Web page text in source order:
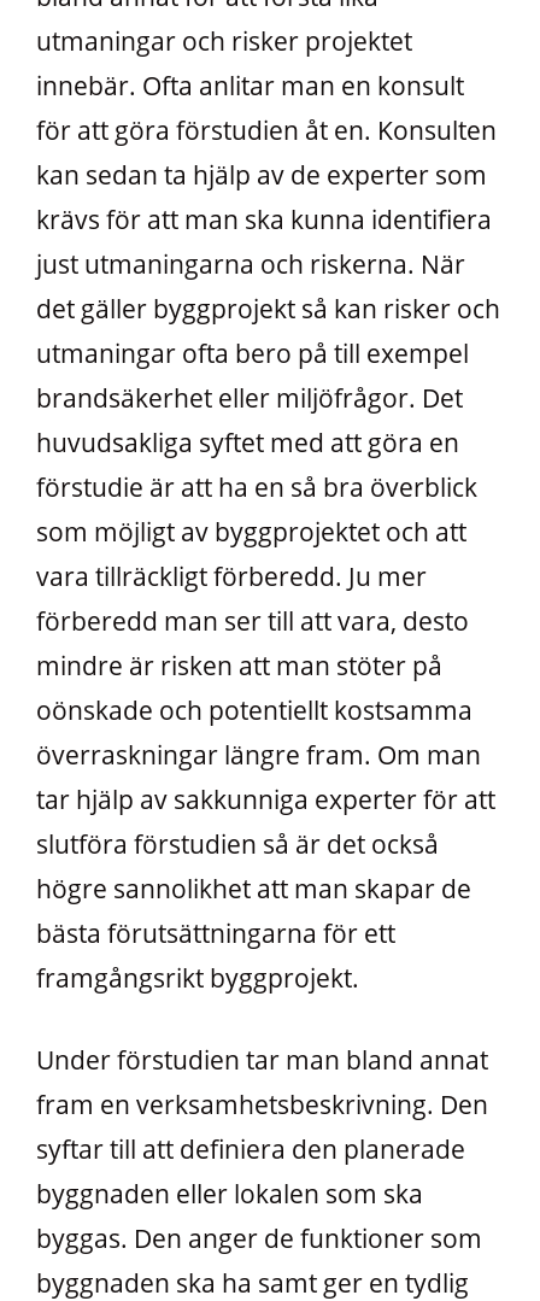
utmaningar och risker projektet
innebär. Ofta anlitar man en konsult
för att göra förstudien åt en. Konsulten
kan sedan ta hjälp av de experter som
krävs för att man ska kunna identifiera
just utmaningarna och riskerna. När
det gäller byggprojekt så kan risker och
utmaningar ofta bero på till exempel
brandsäkerhet eller miljöfrågor. Det
huvudsakliga syftet med att göra en
förstudie är att ha en så bra överblick
som möjligt av byggprojektet och att
vara tillräckligt förberedd. Ju mer
förberedd man ser till att vara, desto
mindre är risken att man stöter på
oönskade och potentiellt kostsamma
överraskningar längre fram. Om man
tar hjälp av sakkunniga experter för att
slutföra förstudien så är det också
högre sannolikhet att man skapar de
bästa förutsättningarna för ett
framgångsrikt byggprojekt.
Under förstudien tar man bland annat
fram en verksamhetsbeskrivning. Den
syftar till att definiera den planerade
byggnaden eller lokalen som ska
byggas. Den anger de funktioner som
byggnaden ska ha samt ger en tydlig